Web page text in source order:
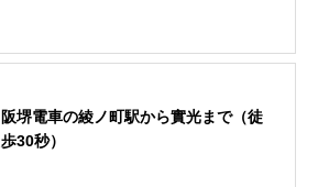
阪堺電車の綾ノ町駅から實光まで（徒
歩30秒）